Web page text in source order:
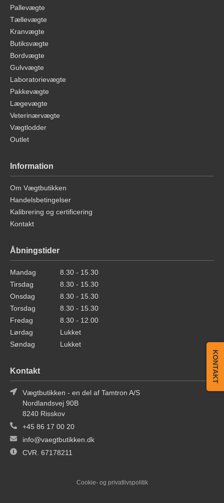
Pallevægte
Tællevægte
Kranvægte
Butiksvægte
Bordvægte
Gulvvægte
Laboratorievægte
Pakkevægte
Lægevægte
Veterinærvægte
Vægtlodder
Outlet
Information
Om Vægtbutikken
Handelsbetingelser
Kalibrering og certificering
Kontakt
Åbningstider
Mandag
8.30 - 15.30
Tirsdag
8.30 - 15.30
Onsdag
8.30 - 15.30
Torsdag
8.30 - 15.30
Fredag
8.30 - 12.00
Lørdag
Lukket
Søndag
Lukket
Kontakt
Vægtbutikken - en del af Tamtron A/S
Nordlandsvej 90B
8240 Risskov
+45 86 17 00 20
info@vaegtbutikken.dk
CVR. 67178211
Cookie- og privatlivspolitik
KONTAKT